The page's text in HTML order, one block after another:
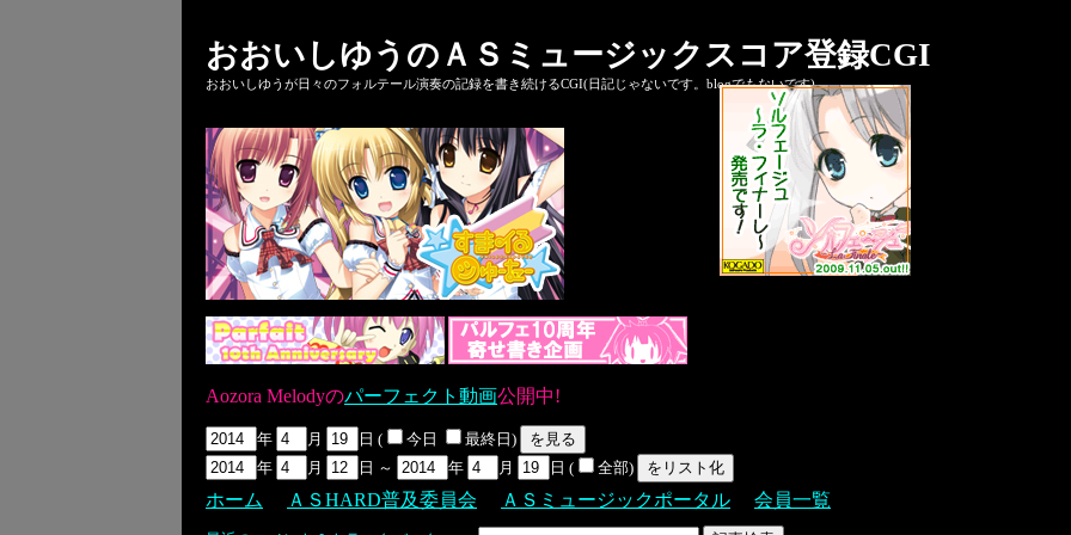
おおいしゆうのＡＳミュージックスコア登録CGI
おおいしゆうが日々のフォルテール演奏の記録を書き続けるCGI(日記じゃないです。blogでもないです)
Aozora Melodyのパーフェクト動画公開中!
年 月 日 ( 今日
最終日)
年
月 日 ～ 年 月 日 ( 全部)
ホーム ＡＳHARD普及委員会 ＡＳミュージックポータル 会員一覧